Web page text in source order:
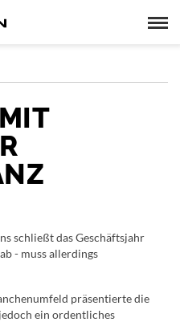
schließt das Geschäftsjahr
- muss allerdings
präsentierte die
ein ordentliches